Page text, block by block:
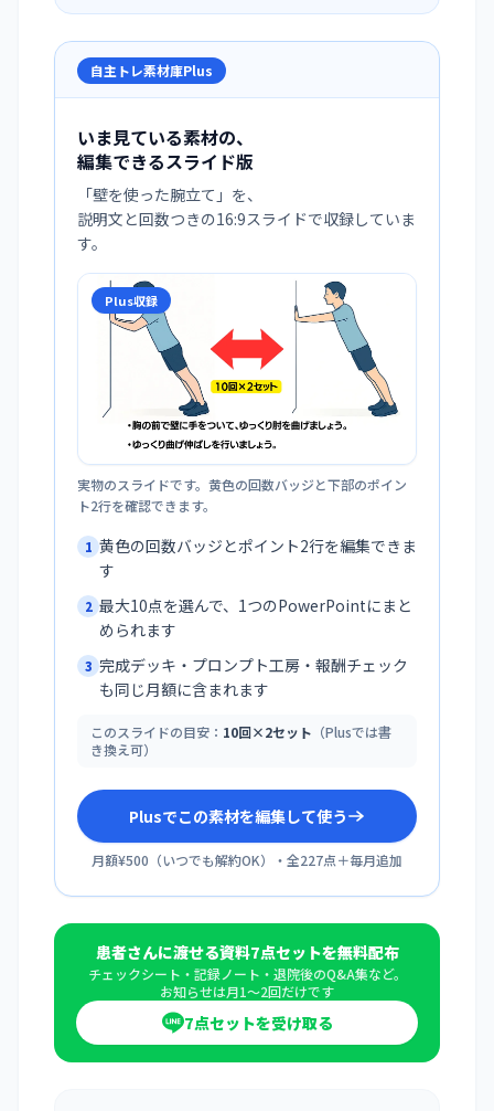
自主トレ素材庫Plus
いま見ている素材の、
編集できるスライド版
「壁を使った腕立て 」を、
説明文と回数つきの16:9スライドで収録していま
す。
Plus収録
実物のスライドです。黄色の回数バッジと下部のポイン
ト2行を確認できます。
1 黄色の回数バッジとポイント2行を編集できま
す
2 最大10点を選んで、1つのPowerPointにまと
められます
3 完成デッキ・プロンプト工房・報酬チェック
も同じ月額に含まれます
このスライドの目安： 10回×2セット （Plusでは書
き換え可）
Plusでこの素材を編集して使う
月額¥500 （いつでも解約OK）・全227点＋毎月追加
患者さんに渡せる資料7点セットを無料配布
チェックシート・記録ノート・退院後のQ&A集など。
お知らせは月1〜2回だけです
7点セットを受け取る